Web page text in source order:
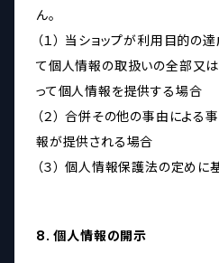
ん。
（１） 当ショップが利用目的の
て個人情報の取扱いの全部又
って個人情報を提供する場合
（２） 合併その他の事由による
報が提供される場合
（３） 個人情報保護法の定め
8. 個人情報の開示